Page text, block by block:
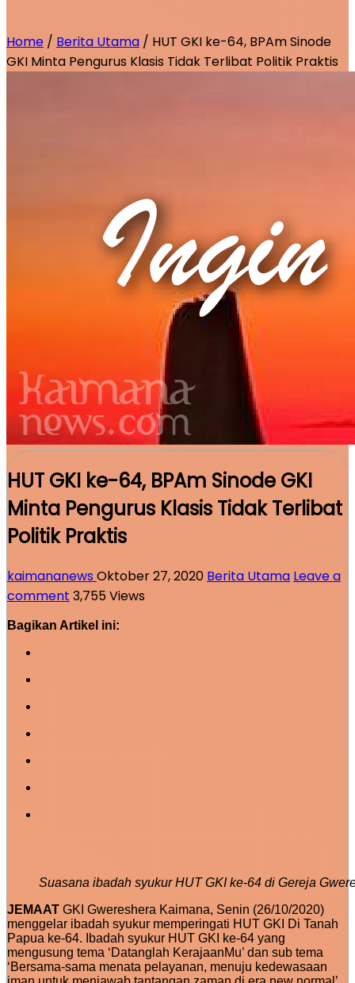
Home / Berita Utama / HUT GKI ke-64, BPAm Sinode
GKI Minta Pengurus Klasis Tidak Terlibat Politik Praktis
HUT GKI ke-64, BPAm Sinode GKI
Minta Pengurus Klasis Tidak Terlibat
Politik Praktis
kaimananewsOktober 27, 2020 Berita Utama Leave a
comment 3,755 Views
Bagikan Artikel ini:
Suasana ibadah syukur HUT GKI ke-64 di Gereja
JEMAAT GKI Gwereshera Kaimana, Senin (26/10/2020)
menggelar ibadah syukur memperingati HUT GKI Di Tanah
Papua ke-64. Ibadah syukur HUT GKI ke-64 yang
mengusung tema ‘Datanglah KerajaanMu’ dan sub tema
‘Bersama-sama menata pelayanan, menuju kedewasaan